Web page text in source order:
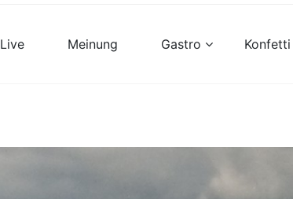
Live Meinung Gastro Konfetti